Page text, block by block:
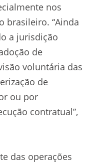
nos
brasileiro. “Ainda
a jurisdição
de
voluntária das
de
ou por
contratual”,
das operações